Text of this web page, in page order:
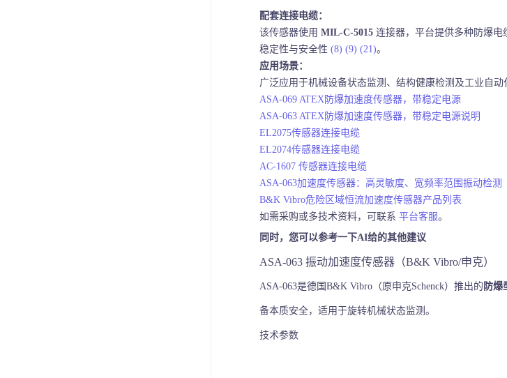
配套连接电缆：
该传感器使用 MIL-C-5015 连接器，平台提供多种防爆电
稳定性与安全性 (8) (9) (21)。
应用场景：
广泛应用于机械设备状态监测、结构健康检测及工业自动
ASA-069 ATEX防爆加速度传感器，带稳定电源
ASA-063 ATEX防爆加速度传感器，带稳定电源说明
EL2075传感器连接电缆
EL2074传感器连接电缆
AC-1607 传感器连接电缆
ASA-063加速度传感器：高灵敏度、宽频率范围振动检测
B&K Vibro危险区域恒流加速度传感器产品列表
如需采购或多技术资料，可联系 平台客服。
同时，您可以参考一下AI给的其他建议
ASA-063 振动加速度传感器（B&K Vibro/申克）
ASA-063是德国B&K Vibro（原申克Schenck）推出的 防爆
备本质安全，适用于旋转机械状态监测。
技术参数